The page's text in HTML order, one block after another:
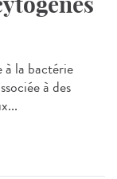
à la bactérie
à des